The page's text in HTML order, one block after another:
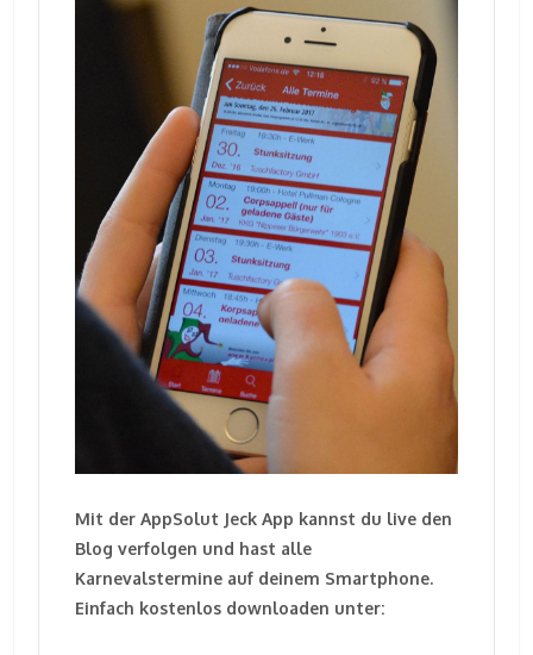
Mit der AppSolut Jeck App kannst du live den
Blog verfolgen und hast alle
Karnevalstermine auf deinem Smartphone.
Einfach kostenlos downloaden unter: